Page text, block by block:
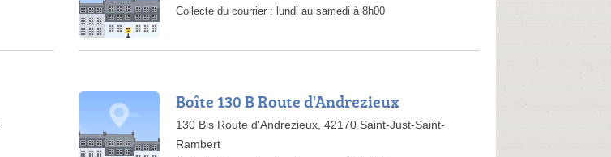
Collecte du courrier : lundi au samedi à 8h00
Boîte 130 B Route d'Andrezieux
130 Bis Route d'Andrezieux, 42170 Saint-Just-Saint-
Rambert